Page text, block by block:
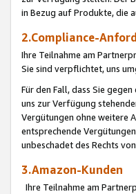
in Bezug auf Produkte, die
2.Compliance-
Ihre Teilnahme am
Sie sind verpflichtet, uns
Für den Fall, dass Sie
uns zur Verfügung
Vergütungen ohne weitere
entsprechende
unbeschadet des Rechts
3.Amazon-Kunden
Ihre Teilnahme am